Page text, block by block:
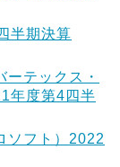
半期決算
テックス・
年度第4四半
ソフト）2022